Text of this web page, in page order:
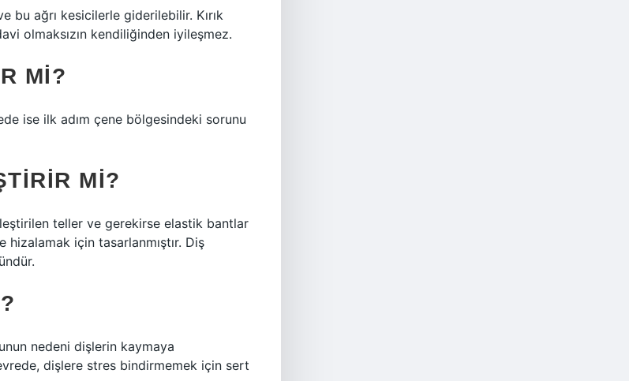
ağrı kesicilerle giderilebilir. Kırık
olmaksızın kendiliğinden iyileşmez.
MI?
ise ilk adım çene bölgesindeki sorunu
MI?
teller ve gerekirse elastik bantlar
için tasarlanmıştır. Diş
nedeni dişlerin kaymaya
dişlere stres bindirmemek için sert